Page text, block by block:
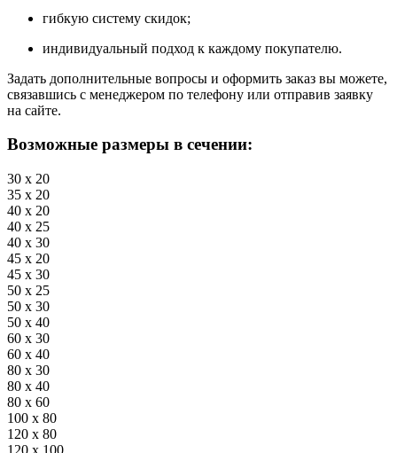
гибкую систему скидок;
индивидуальный подход к каждому покупателю.
Задать дополнительные вопросы и оформить заказ вы можете,
связавшись с менеджером по телефону или отправив заявку
на сайте.
Возможные размеры в сечении:
30 x 20
35 x 20
40 x 20
40 x 25
40 x 30
45 x 20
45 x 30
50 x 25
50 x 30
50 x 40
60 x 30
60 x 40
80 x 30
80 x 40
80 x 60
100 x 80
120 x 80
120 x 100